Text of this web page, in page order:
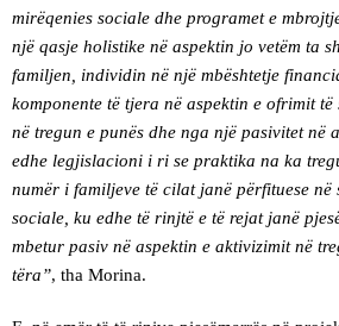
mirëqenies sociale dhe programet e
një qasje holistike në aspektin jo vetëm ta
familjen, individin në një mbështetje
komponente të tjera në aspektin e ofrimit
në tregun e punës dhe nga një pasivitet në
edhe legjislacioni i ri se praktika na ka
numër i familjeve të cilat janë përfituese në
sociale, ku edhe të rinjtë e të rejat janë
mbetur pasiv në aspektin e aktivizimit në
tëra”, tha Morina.